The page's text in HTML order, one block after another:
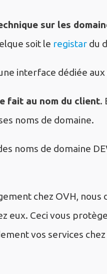
sur les
soit le registardu
interface dédiée
fait au nom du client.
noms de domaine.
noms de domaine
chez OVH,
eux. Ceci vous
vos services